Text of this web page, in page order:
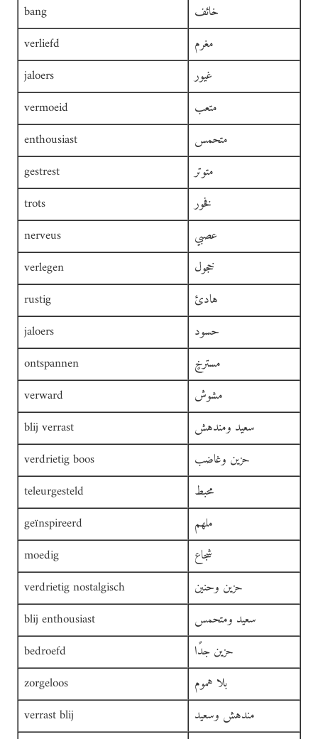
bang
خائف
verliefd
مغرم
jaloers
غيور
vermoeid
متعب
enthousiast
متحمس
gestrest
متوتر
trots
فخور
nerveus
عصبي
verlegen
خجول
rustig
هادئ
jaloers
حسود
ontspannen
مسترخٍ
verward
مشوش
blij verrast
سعيد ومندهش
verdrietig boos
حزين وغاضب
teleurgesteld
محبط
geïnspireerd
ملهم
moedig
شجاع
verdrietig nostalgisch
حزين وحنين
blij enthousiast
سعيد ومتحمس
bedroefd
حزين جدًا
zorgeloos
بلا هموم
verrast blij
مندهش وسعيد